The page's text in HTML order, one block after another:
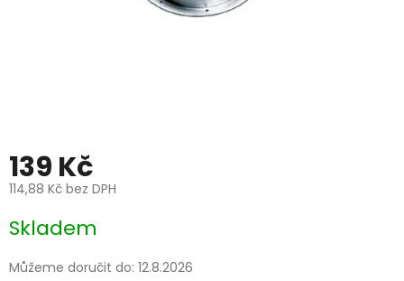
139 Kč
114,88 Kč bez DPH
cena:
Skladem
Můžeme doručit do: 12.8.2026